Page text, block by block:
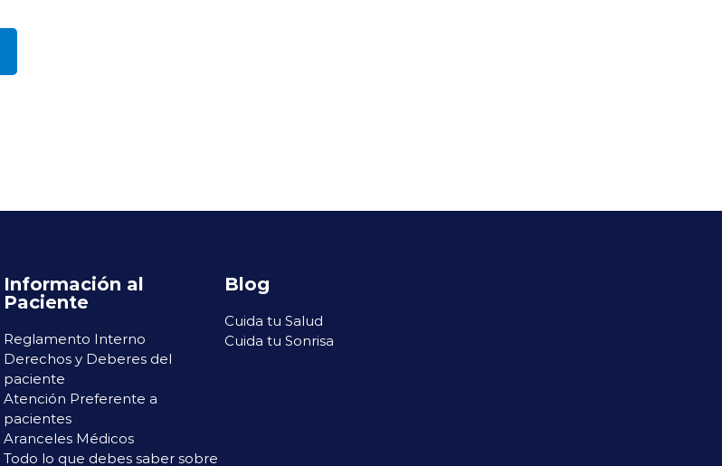
Información al
Paciente
Reglamento Interno
Derechos y Deberes del
paciente
Atención Preferente a
pacientes
Aranceles Médicos
Todo lo que debes saber sobre
Blog
Cuida tu Salud
Cuida tu Sonrisa